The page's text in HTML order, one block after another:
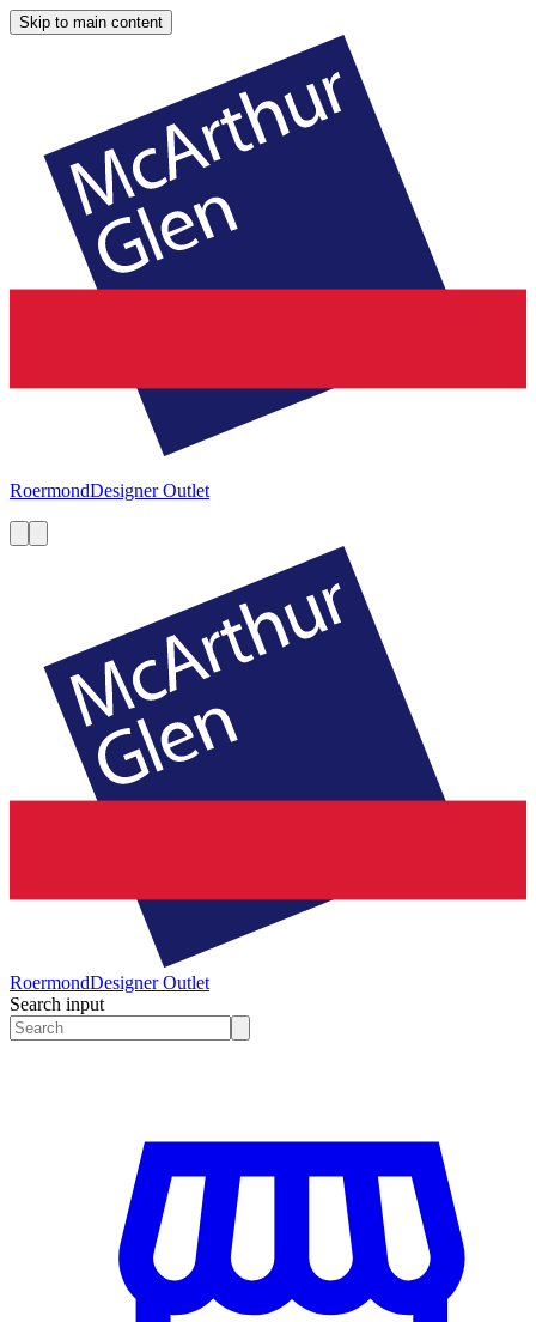
Skip to main content
RoermondDesigner Outlet
RoermondDesigner Outlet
Search input